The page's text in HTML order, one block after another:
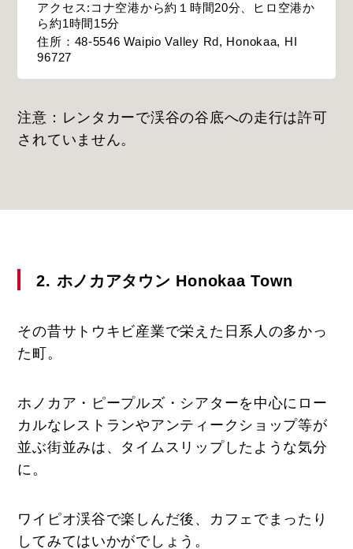
アクセス:コナ空港から約１時間20分、ヒロ空港か
ら約1時間15分
住所：48-5546 Waipio Valley Rd, Honokaa, HI
96727
注意：レンタカーで渓谷の谷底への走行は許可
されていません。
2. ホノカアタウン Honokaa Town
その昔サトウキビ産業で栄えた日系人の多かっ
た町。
ホノカア・ピープルズ・シアターを中心にロー
カルなレストランやアンティークショップ等が
並ぶ街並みは、タイムスリップしたような気分
に。
ワイピオ渓谷で楽しんだ後、カフェでまったり
してみてはいかがでしょう。